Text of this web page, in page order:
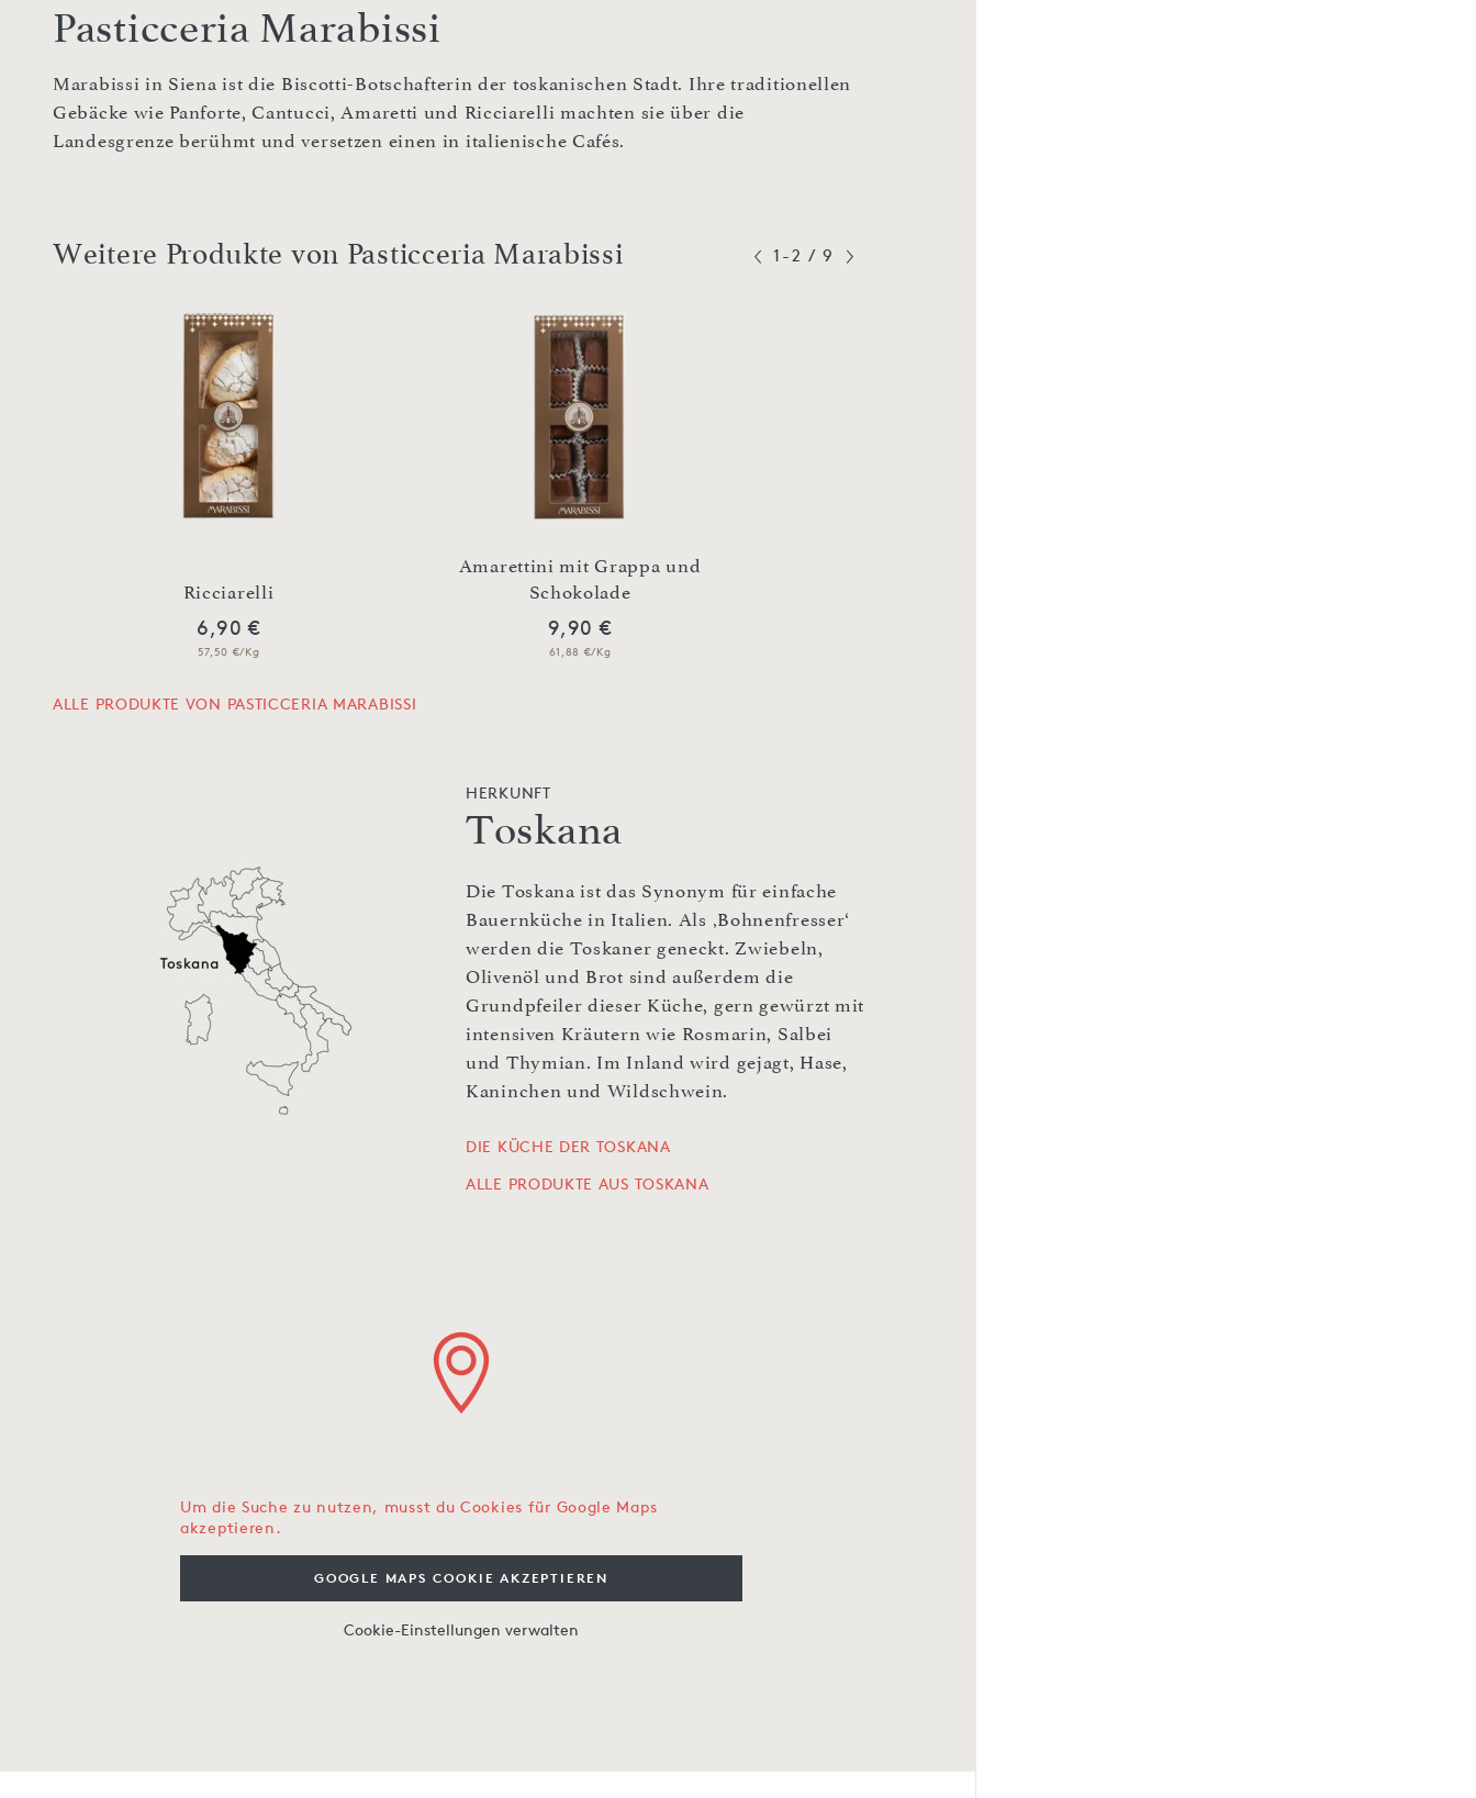
Pasticceria Marabissi
Marabissi in Siena ist die Biscotti-Botschafterin der toskanischen Stadt. Ihre traditionellen
Gebäcke wie Panforte, Cantucci, Amaretti und Ricciarelli machten sie über die
Landesgrenze berühmt und versetzen einen in italienische Cafés.
Weitere Produkte von Pasticceria Marabissi
Ricciarelli
6,90 €
57,50 €/Kg
Amarettini mit Grappa und
Schokolade
9,90 €
61,88 €/Kg
1-2 / 9
ALLE PRODUKTE VON PASTICCERIA MARABISSI
HERKUNFT
Toskana
Die Toskana ist das Synonym für einfache
Bauernküche in Italien. Als ‚Bohnenfresser‘
werden die Toskaner geneckt. Zwiebeln,
Olivenöl und Brot sind außerdem die
Grundpfeiler dieser Küche, gern gewürzt mit
intensiven Kräutern wie Rosmarin, Salbei
und Thymian. Im Inland wird gejagt, Hase,
Kaninchen und Wildschwein.
DIE KÜCHE DER TOSKANA
ALLE PRODUKTE AUS TOSKANA
Um die Suche zu nutzen, musst du Cookies für Google Maps
akzeptieren.
GOOGLE MAPS COOKIE AKZEPTIEREN
Cookie-Einstellungen verwalten